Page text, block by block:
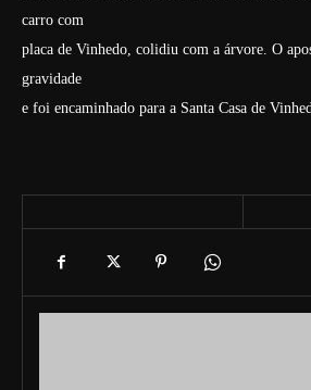
carro com
placa de Vinhedo, colidiu com a árvore. O
gravidade
e foi encaminhado para a Santa Casa de